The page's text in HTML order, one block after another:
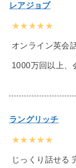
レアジョブ
★★★★★
オンライン英会
1000万回以上、
ラングリッチ
★★★★★
じっくり話せる